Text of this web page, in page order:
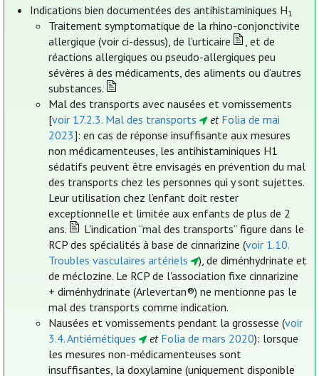
Indications bien documentées des antihistaminiques H1
Traitement symptomatique de la rhino-conjonctivite
allergique (voir ci-dessus), de l’urticaire
, et de
réactions allergiques ou pseudo-allergiques peu
sévères à des médicaments, des aliments ou d’autres
substances.
Mal des transports avec nausées et vomissements
[voir 17.2.3. Mal des transports et Folia de mai
2023]: en cas de réponse insuffisante aux mesures
non médicamenteuses, les antihistaminiques H1
sédatifs peuvent être envisagés en prévention du mal
des transports chez les personnes qui y sont sujettes.
Leur utilisation chez l’enfant doit rester
exceptionnelle et limitée aux enfants de plus de 2
ans.
L'indication “mal des transports” figure dans le
RCP des spécialités à base de cinnarizine (voir 1.10.
Troubles vasculaires artériels
), de diménhydrinate et
de méclozine. Le RCP de l'association fixe cinnarizine
+ diménhydrinate (Arlevertan®) ne mentionne pas le
mal des transports comme indication.
Nausées et vomissements pendant la grossesse (voir
3.4. Antiémétiques
et Folia de mars 2020): lorsque
les mesures non-médicamenteuses sont
insuffisantes, la doxylamine (uniquement disponible